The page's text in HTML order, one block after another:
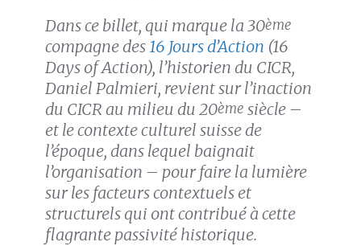
Dans ce billet, qui marque la 30ème
compagne des 16 Jours d’Action (16
Days of Action), l’historien du CICR,
Daniel Palmieri, revient sur l’inaction
du CICR au milieu du 20ème siècle –
et le contexte culturel suisse de
l’époque, dans lequel baignait
l’organisation – pour faire la lumière
sur les facteurs contextuels et
structurels qui ont contribué à cette
flagrante passivité historique.